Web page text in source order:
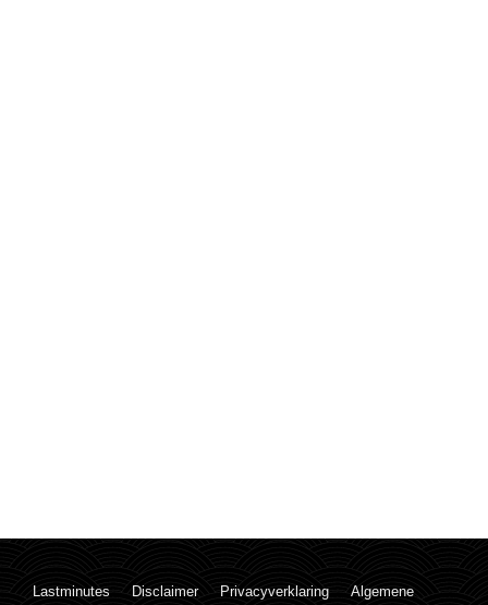
Lastminutes Disclaimer Privacyverklaring
Algemene